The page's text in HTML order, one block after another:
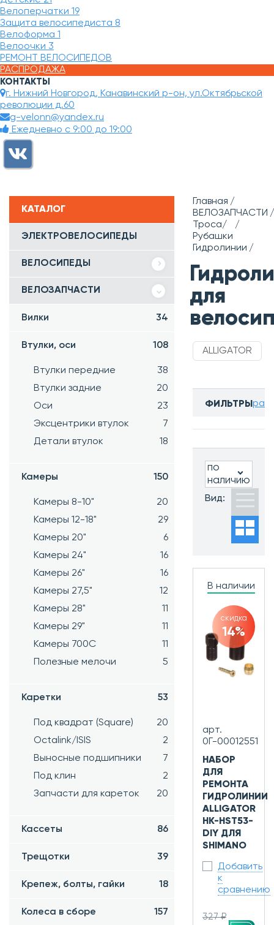
Велоперчатки 19
Защита велосипедиста 8
Велоформа 1
Велоочки 3
РЕМОНТ ВЕЛОСИПЕДОВ
РАСПРОДАЖА
КОНТАКТЫ
г. Нижний Новгород, Канавинский р-он, ул.Октябрьской
революции д.60
g-velonn@yandex.ru
Ежедневно с 9:00 до 19:00
КАТАЛОГ
ЭЛЕКТРОВЕЛОСИПЕДЫ
ВЕЛОСИПЕДЫ
ВЕЛОЗАПЧАСТИ
Вилки 34
Втулки, оси 108
Втулки передние
38
Втулки задние
20
Оси
23
Эксцентрики втулок
7
Детали втулок
18
Камеры 150
Камеры 8-10"
20
Камеры 12-18"
29
Камеры 20"
6
Камеры 24"
16
Камеры 26"
16
Камеры 27,5"
12
Камеры 28"
11
Камеры 29"
11
Камеры 700C
11
Полезные мелочи
5
Каретки 53
Под квадрат (Square)
20
Octalink/ISIS
2
Выносные подшипники
7
Под клин
2
Запчасти для кареток
20
Кассеты 86
Трещотки 39
Крепеж, болты, гайки 18
Колеса в сборе 157
Главная
ВЕЛОЗАПЧАСТИ
Троса/
Рубашки
Гидролинии
для
ALLIGATOR
ФИЛЬТРЫ
Часто ищут:
Новинки
продаж
Распродажа
по
наличию
Вид:
В наличии
скидка
14%
арт.
0Г-00012551
НАБОР
ДЛЯ
РЕМОНТА
ГИДРОЛИНИИ
ALLIGATOR
HK-HST53-
DIY ДЛЯ
SHIMANO
Добавить
к
сравнению
327 ₽